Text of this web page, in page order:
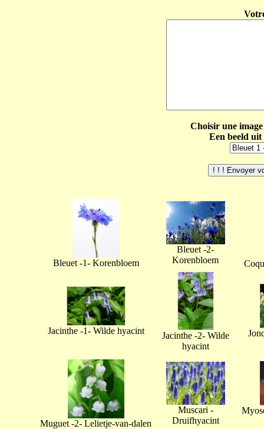
Choisir une
Een beeld
Bleuet -1- Korenbloem
Bleuet -2-
Korenbloem
Jacinthe -1- Wilde hyacint
Jacinthe -2- Wilde
hyacint
Muguet -2- Lelietje-van-dalen
Muscari -
Druifhyacint